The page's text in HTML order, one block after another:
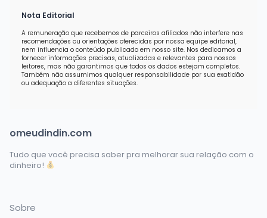
Nota Editorial
A remuneração que recebemos de parceiros afiliados não interfere nas
recomendações ou orientações oferecidas por nossa equipe editorial,
nem influencia o conteúdo publicado em nosso site. Nos dedicamos a
fornecer informações precisas, atualizadas e relevantes para nossos
leitores, mas não garantimos que todos os dados estejam completos.
Também não assumimos qualquer responsabilidade por sua exatidão
ou adequação a diferentes situações.
omeudindin.com
Tudo que você precisa saber pra melhorar sua relação com o
dinheiro!
Sobre